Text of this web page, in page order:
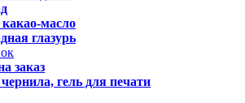
масло
глазурь
заказ
гель для печати